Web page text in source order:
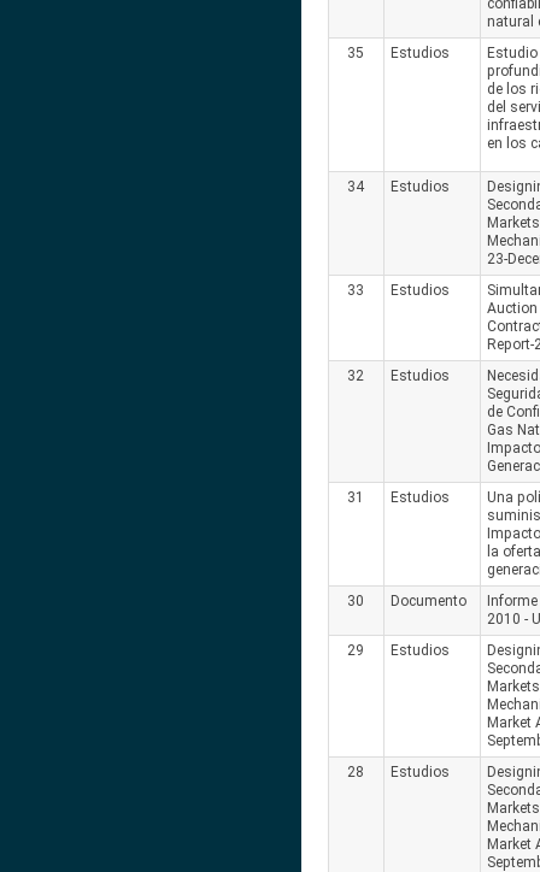
natural
35
Estudios
de los
del
en los
34 Estudios
23-
33
Estudios
Auction
Report-
32
Estudios
de
Gas
31
Estudios
Una
la
30
Documento
2010 -
29
Estudios
Market
28
Estudios
Market